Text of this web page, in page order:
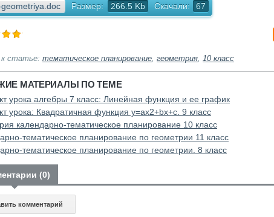
Размер: 266.5 Kb Скачали: 67
статье: тематическое планирование геометрия 10 класс
МАТЕРИАЛЫ ПО ТЕМЕ
урока алгебры 7 класс: Линейная функция и ее график
урока: Квадратичная функция у=aх2+bх+с. 9 класс
календарно-тематическое планирование 10 класс
тематическое планирование по геометрии 11 класс
тематическое планирование по геометрии. 8 класс
(0)
комментарий